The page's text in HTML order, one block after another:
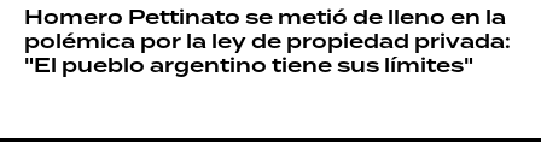
Homero Pettinato se metió de lleno en la
polémica por la ley de propiedad privada:
"El pueblo argentino tiene sus límites"